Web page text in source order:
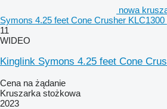
nowa
Symons 4.25 feet Cone Crusher
11
WIDEO
Kinglink Symons 4.25 feet Cone
Cena na żądanie
Kruszarka stożkowa
2023